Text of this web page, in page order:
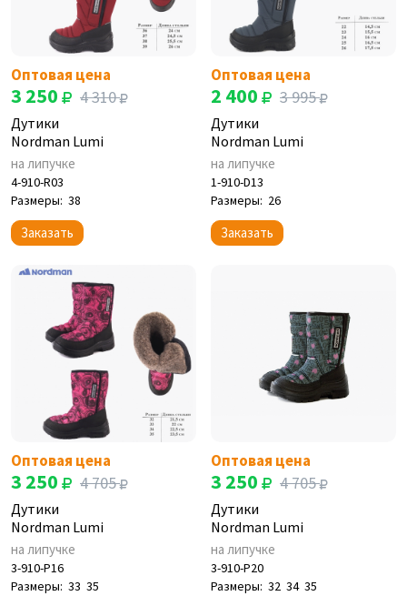
Оптовая цена
3 250 4 310
Дутики
Nordman Lumi
на липучке
4-910-R03
Размеры: 38
Заказать
Оптовая цена
2 400 3 995
Дутики
Nordman Lumi
на липучке
1-910-D13
Размеры: 26
Заказать
Оптовая цена
3 250 4 705
Дутики
Nordman Lumi
на липучке
3-910-P16
Размеры: 33 35
Оптовая цена
3 250 4 705
Дутики
Nordman Lumi
на липучке
3-910-P20
Размеры: 32 34 35